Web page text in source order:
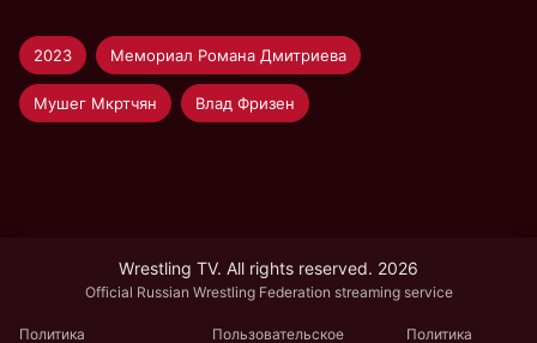
2023 Мемориал Романа Дмитриева
Мушег Мкртчян Влад Фризен
Wrestling TV. All rights reserved. 2026
Official Russian Wrestling Federation streaming service
Политика Пользовательское Политика